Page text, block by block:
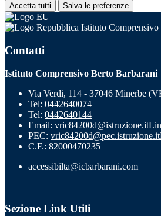
Accetta tutti Salva le preferenze
Istituto
Contatti
Istituto Comprensivo Berto Barbarani
Via Verdi, 114 - 37046 Minerbe
Tel: 0442640074
Tel: 0442640144
Email: vric84200d@istruzione.it
PEC: vric84200d@pec.istruzione.it
C.F.: 82000470235
accessibilta@icbarbarani.com
Sezione Link Utili